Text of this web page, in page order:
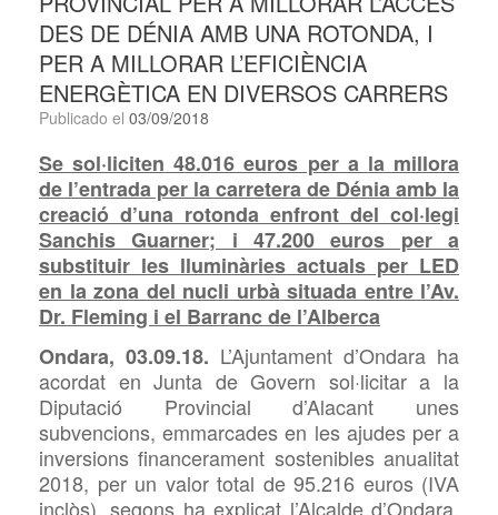
DES DE DÉNIA AMB UNA ROTONDA, I
PER A MILLORAR L’EFICIÈNCIA
ENERGÈTICA EN DIVERSOS CARRERS
Publicado el 03/09/2018
Se sol·liciten 48.016 euros per a lamillora
de l’entrada per la carretera de Dénia amb la
creació d’una rotonda enfront del col·legi
Sanchis Guarner; i 47.200 euros per a
substituir les lluminàries actuals per LED
en la zona del nucli urbàsituada entre l’Av.
Dr. Fleming i el Barranc de l’Alberca
Ondara, 03.09.18. L’Ajuntament d’Ondara ha
acordat en Junta de Govern sol·licitar a la
Diputació Provincial d’Alacant unes
subvencions, emmarcades en les ajudes per a
inversions financerament sostenibles anualitat
2018, per un valor total de 95.216 euros (IVA
inclòs), segons ha explicat l’Alcalde d’Ondara,